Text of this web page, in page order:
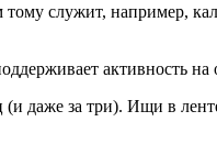
служит, например,
активность на
(и даже за три). Ищи в